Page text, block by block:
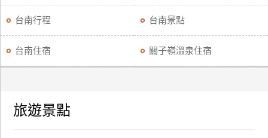
台南行程 台南景點
台南住宿 關子嶺溫泉住宿
旅遊景點